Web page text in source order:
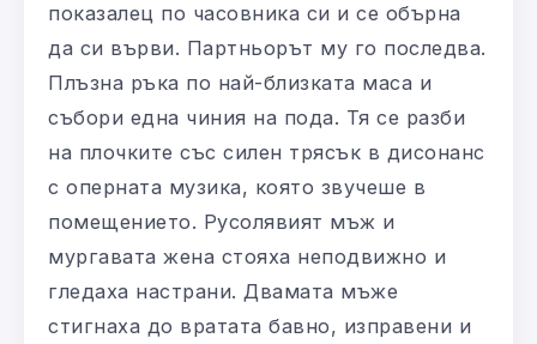
показалец по часовника си и се обърна
да си върви. Партньорът му го последва.
Плъзна ръка по най-близката маса и
събори една чиния на пода. Тя се разби
на плочките със силен трясък в дисонанс
с оперната музика, която звучеше в
помещението. Русолявият мъж и
мургавата жена стояха неподвижно и
гледаха настрани. Двамата мъже
стигнаха до вратата бавно, изправени и